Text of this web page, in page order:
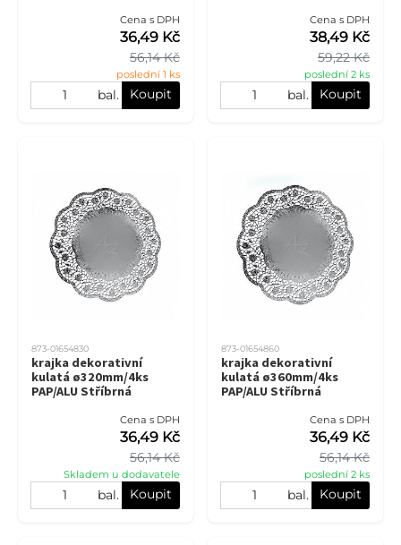
Cena s DPH
56,14 Kč
36,49 Kč
poslední 1 ks
bal. Koupit
Cena s DPH
59,22 Kč
38,49 Kč
poslední 2 ks
bal. Koupit
873-01654830
krajka dekorativní
kulatá ø320mm/4ks
PAP/ALU Stříbrná
Cena s DPH
56,14 Kč
36,49 Kč
Skladem u dodavatele
bal. Koupit
873-01654860
krajka dekorativní
kulatá ø360mm/4ks
PAP/ALU Stříbrná
Cena s DPH
56,14 Kč
36,49 Kč
poslední 2 ks
bal. Koupit